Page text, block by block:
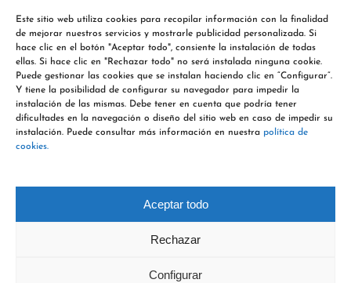
Este sitio web utiliza cookies para recopilar información con la finalidad
de mejorar nuestros servicios y mostrarle publicidad personalizada. Si
hace clic en el botón "Aceptar todo", consiente la instalación de todas
ellas. Si hace clic en "Rechazar todo" no será instalada ninguna cookie.
Puede gestionar las cookies que se instalan haciendo clic en “Configurar”.
Y tiene la posibilidad de configurar su navegador para impedir la
instalación de las mismas. Debe tener en cuenta que podría tener
dificultades en la navegación o diseño del sitio web en caso de impedir su
instalación. Puede consultar más información en nuestra política de
cookies.
Aceptar todo
Rechazar
Configurar
2026 MR Arquitectura Técnica - Todos los derechos reservados |